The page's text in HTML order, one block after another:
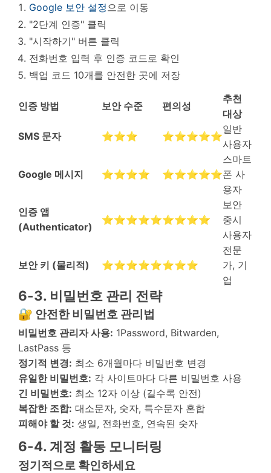
Google 보안 설정 으로 이동
"2단계 인증" 클릭
"시작하기" 버튼 클릭
전화번호 입력 후 인증 코드로 확인
백업 코드 10개를 안전한 곳에 저장
인증 방법 보안 수준 편의성
추천
대상
SMS 문자
⭐⭐⭐ ⭐⭐⭐⭐⭐
일반
사용자
Google 메시지 ⭐⭐⭐⭐ ⭐⭐⭐⭐⭐
스마트
폰 사
용자
인증 앱
(Authenticator)
⭐⭐⭐⭐⭐⭐⭐⭐⭐
보안
중시
사용자
보안 키 (물리적) ⭐⭐⭐⭐⭐⭐⭐⭐
전문
가, 기
업
6-3. 비밀번호 관리 전략
🔐 안전한 비밀번호 관리법
비밀번호 관리자 사용: 1Password, Bitwarden,
LastPass 등
정기적 변경: 최소 6개월마다 비밀번호 변경
유일한 비밀번호: 각 사이트마다 다른 비밀번호 사용
긴 비밀번호: 최소 12자 이상 (길수록 안전)
복잡한 조합: 대소문자, 숫자, 특수문자 혼합
피해야 할 것: 생일, 전화번호, 연속된 숫자
6-4. 계정 활동 모니터링
정기적으로 확인하세요